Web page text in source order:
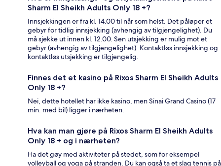
Sharm El Sheikh Adults Only 18 +?
Innsjekkingen er fra kl. 14.00 til når som helst. Det påløper et
gebyr for tidlig innsjekking (avhengig av tilgjengelighet). Du
må sjekke ut innen kl. 12.00. Sen utsjekking er mulig mot et
gebyr (avhengig av tilgjengelighet). Kontaktløs innsjekking og
kontaktløs utsjekking er tilgjengelig.
Finnes det et kasino på Rixos Sharm El Sheikh Adults
Only 18 +?
Nei, dette hotellet har ikke kasino, men Sinai Grand Casino (17
min. med bil) ligger i nærheten.
Hva kan man gjøre på Rixos Sharm El Sheikh Adults
Only 18 + og i nærheten?
Ha det gøy med aktiviteter på stedet, som for eksempel
volleyball og yoga på stranden. Du kan også ta et slag tennis på